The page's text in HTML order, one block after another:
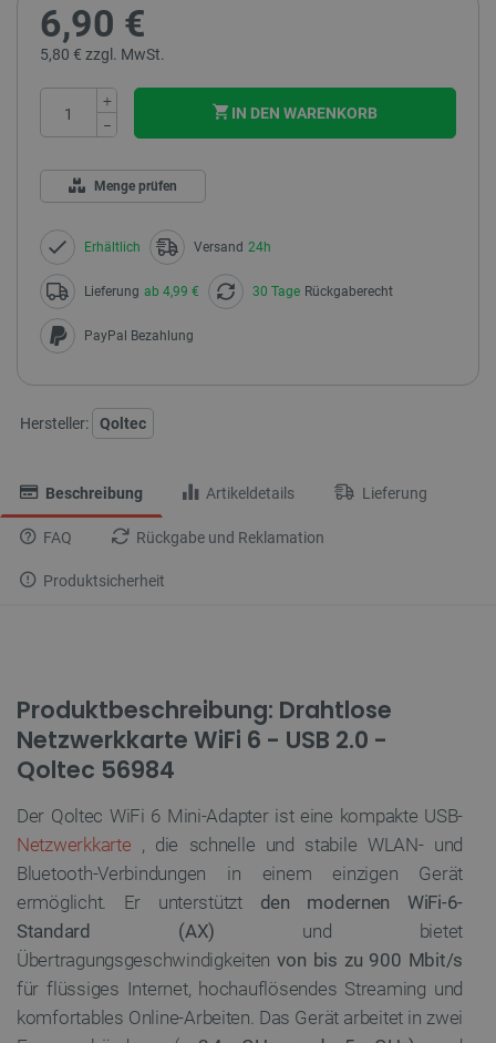
6,90 €
5,80 € zzgl. MwSt.
+
−
IN DEN WARENKORB
Menge prüfen
Erhältlich Versand 24h
Lieferung ab 4,99 € 30 Tage Rückgaberecht
PayPal Bezahlung
Hersteller: Qoltec
Beschreibung Artikeldetails Lieferung
FAQ Rückgabe und Reklamation
Produktsicherheit
Produktbeschreibung: Drahtlose
Netzwerkkarte WiFi 6 - USB 2.0 -
Qoltec 56984
Der Qoltec WiFi 6 Mini-Adapter ist eine kompakte USB-
Netzwerkkarte , die schnelle und stabile WLAN- und
Bluetooth-Verbindungen in einem einzigen Gerät
ermöglicht. Er unterstützt den modernen WiFi-6-
Standard (AX) und bietet
Übertragungsgeschwindigkeitenvon bis zu 900 Mbit/s
für flüssiges Internet, hochauflösendes Streaming und
komfortables Online-Arbeiten. Das Gerät arbeitet in zwei